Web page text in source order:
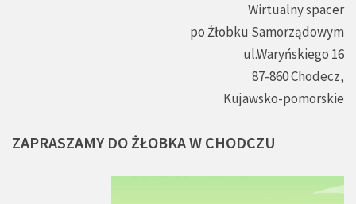
Wirtualny spacer
po Żłobku Samorządowym
ul.Waryńskiego 16
87-860 Chodecz,
Kujawsko-pomorskie
ZAPRASZAMY DOŻŁOBKAW CHODCZU